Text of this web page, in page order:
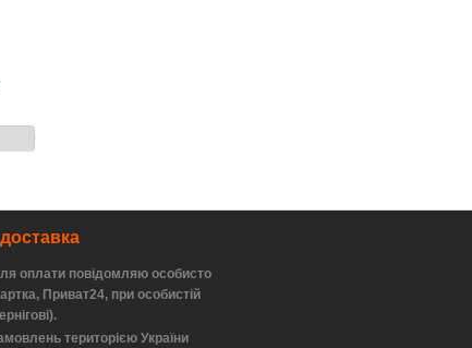
оплати повідомляю особисто
Приват24, при особистій
територією України